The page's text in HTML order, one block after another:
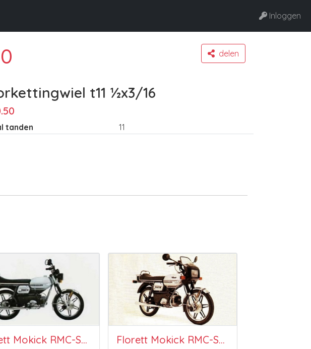
Inloggen
delen
t11 ½x3/16
tanden 11
Florett Mokick RMC-SH 5
Florett Mokick RMC-SH 5